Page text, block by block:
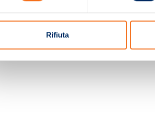
Rifiuta
51100 Pistoia - Cod.Fisc. e Registro Imprese